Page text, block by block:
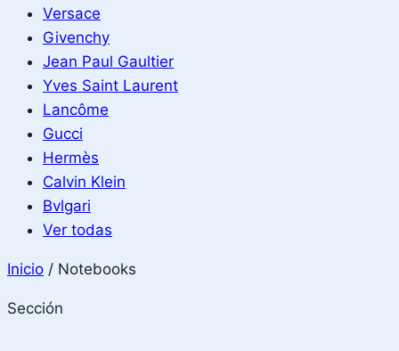
Versace
Givenchy
Jean Paul Gaultier
Yves Saint Laurent
Lancôme
Gucci
Hermès
Calvin Klein
Bvlgari
Ver todas
Inicio / Notebooks
Sección